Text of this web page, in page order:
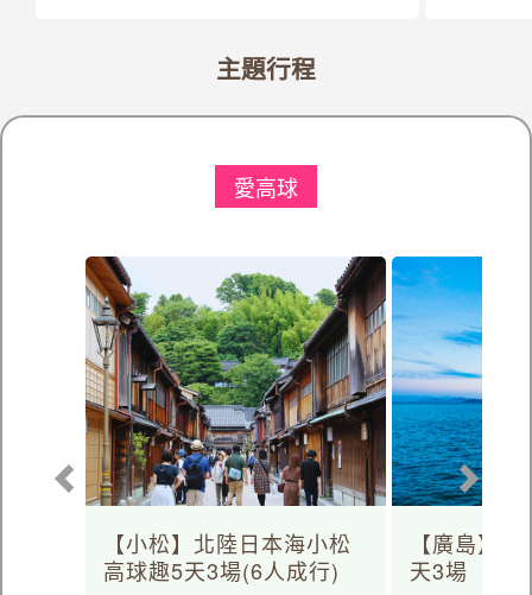
愛高球
主題行程
【小松】北陸日本海小松
高球趣5天3場(6人成行)
【廣島】
天3場